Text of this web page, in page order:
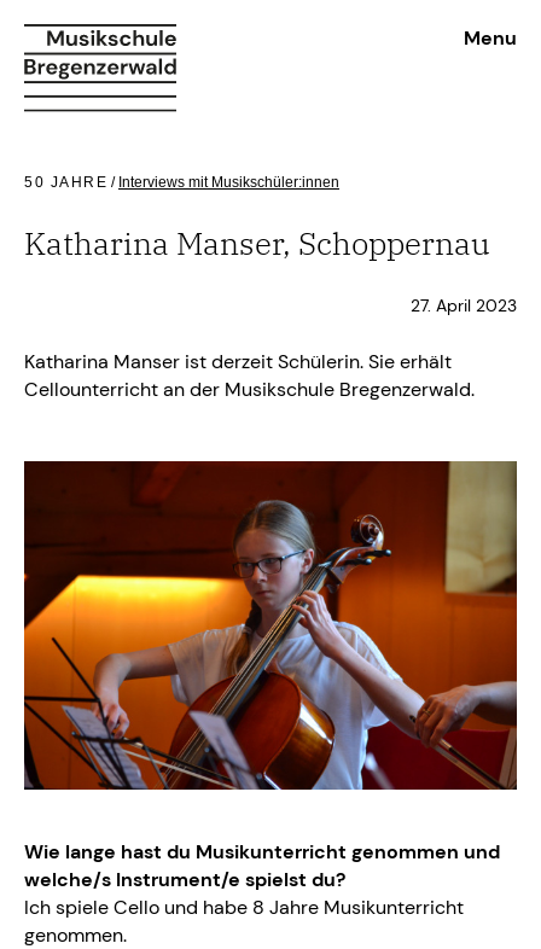
Menu
50 JAHRE / Interviews mit Musikschüler:innen
Katharina Manser, Schoppernau
27. April 2023
Katharina Manser ist derzeit Schülerin. Sie erhält
Cellounterricht an der Musikschule Bregenzerwald.
Wie lange hast du Musikunterricht genommen und
welche/s Instrument/e spielst du?
Ich spiele Cello und habe 8 Jahre Musikunterricht
genommen.